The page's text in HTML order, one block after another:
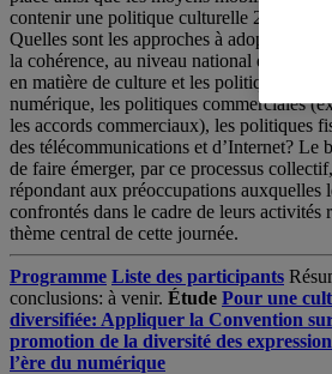
contenir une politique culturelle 2.0 ? 2 –
Quelles sont les approches à adopter afin
la cohérence, au niveau national et
en matière de culture et les politiques
numérique, les politiques commerciales
les accords commerciaux), les politiques
des télécommunications et d’Internet? Le
de faire émerger, par ce processus
répondant aux préoccupations auxquelles
confrontés dans le cadre de leurs activités
thème central de cette journée.
Programme Liste des participants
conclusions: à venir. Étude Pour une
diversifiée: Appliquer la Convention
promotion de la diversité des
l’ère du numérique